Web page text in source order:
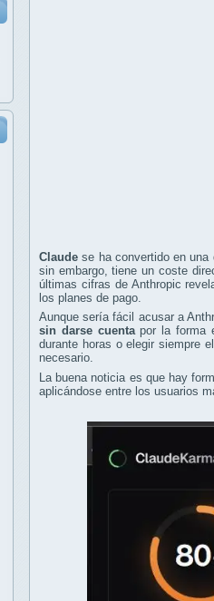
Claude se ha convertido en una
sin embargo, tiene un coste
últimas cifras de Anthropic
los planes de pago.
Aunque sería fácil acusar a
sin darse cuentapor la forma
durante horas o elegir siempre
necesario.
La buena noticia es que hay
aplicándose entre los usuarios